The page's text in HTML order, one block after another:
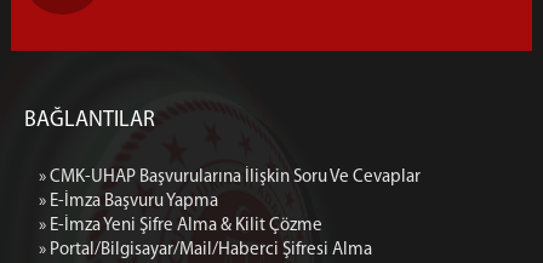
Kurumiçi Telefon Rehberi
Portal Şifresi Alma (UYAP Şifresi)
Bilgisayar Açılış Şifresi Alma
Haberci Şifresi Alma
BAĞLANTILAR
» CMK-UHAP Başvurularına İlişkin Soru Ve Cevaplar
» E-İmza Başvuru Yapma
» E-İmza Yeni Şifre Alma & Kilit Çözme
» Portal/Bilgisayar/Mail/Haberci Şifresi Alma